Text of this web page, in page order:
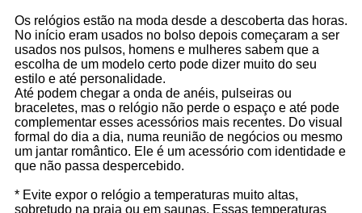
Os relógios estão na moda desde a descoberta das horas.
No início eram usados no bolso depois começaram a ser
usados nos pulsos, homens e mulheres sabem que a
escolha de um modelo certo pode dizer muito do seu
estilo e até personalidade.
Até podem chegar a onda de anéis, pulseiras ou
braceletes, mas o relógio não perde o espaço e até pode
complementar esses acessórios mais recentes. Do visual
formal do dia a dia, numa reunião de negócios ou mesmo
um jantar romântico. Ele é um acessório com identidade e
que não passa despercebido.
* Evite expor o relógio a temperaturas muito altas,
sobretudo na praia ou em saunas. Essas temperaturas